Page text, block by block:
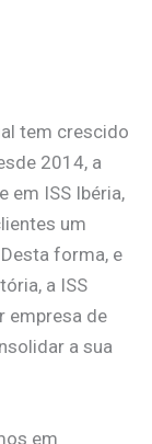
tem crescido
2014, a
em ISS Ibéria,
um
forma, e
a ISS
empresa de
a sua
em